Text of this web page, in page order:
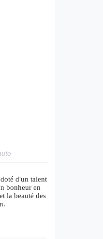
d'un talent
bonheur en
la beauté des